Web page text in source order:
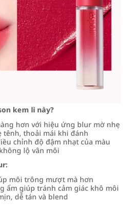
kem lì này?
hơn với hiệu ứng blur mờ nhẹ
tênh, thoải mái khi đánh
chỉnh độ đậm nhạt của màu
lộ vân môi
môi trông mượt mà hơn
ẩm giúp tránh cảm giác khô môi
dễ tán và blend